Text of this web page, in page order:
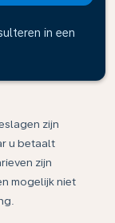
in een
zijn
u betaalt
zijn
mogelijk niet